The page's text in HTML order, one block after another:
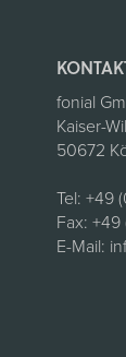
fonial
Kaiser-
50672
Tel: +49
Fax: +49
E-Mail: